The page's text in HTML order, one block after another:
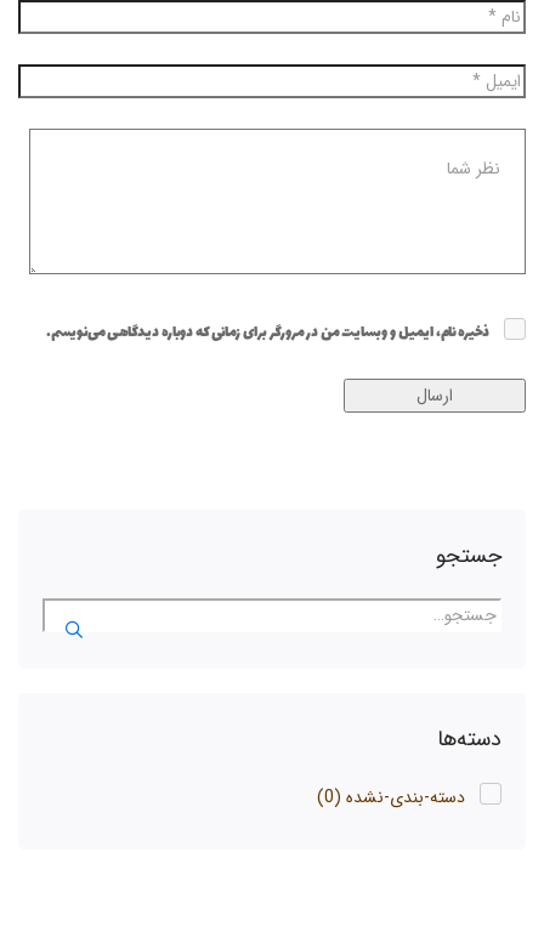
جستجو
دسته‌ها
دسته-بندی-نشده (0)
ذخیره نام، ایمیل و وبسایت من در مرورگر برای زمانی که دوباره دیدگاهی می‌نویسم.